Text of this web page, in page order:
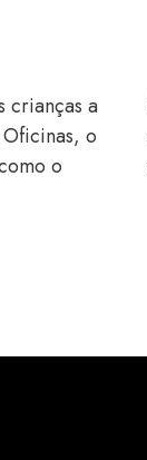
crianças a
o
o